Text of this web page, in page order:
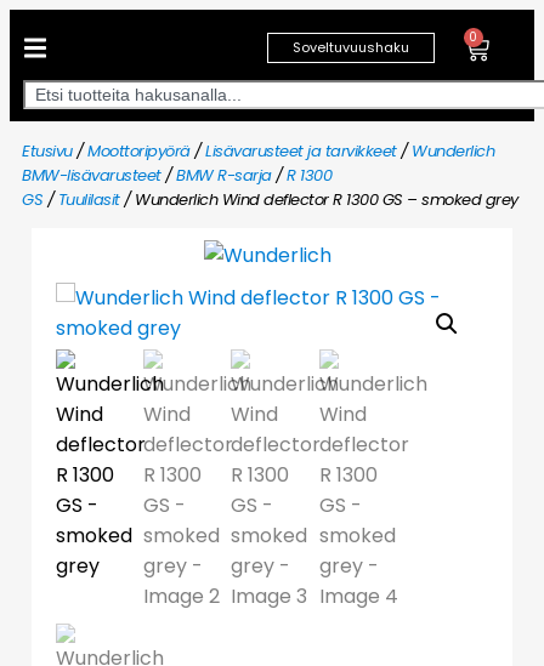
Soveltuvuushaku
0
Etusivu/Moottoripyörä/Lisävarusteet ja tarvikkeet/Wunderlich
BMW-lisävarusteet/BMW R-sarja/R 1300
GS /Tuulilasit/ Wunderlich Wind deflector R 1300 GS – smoked grey